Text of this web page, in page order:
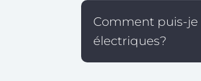
Comment puis-
électriques?